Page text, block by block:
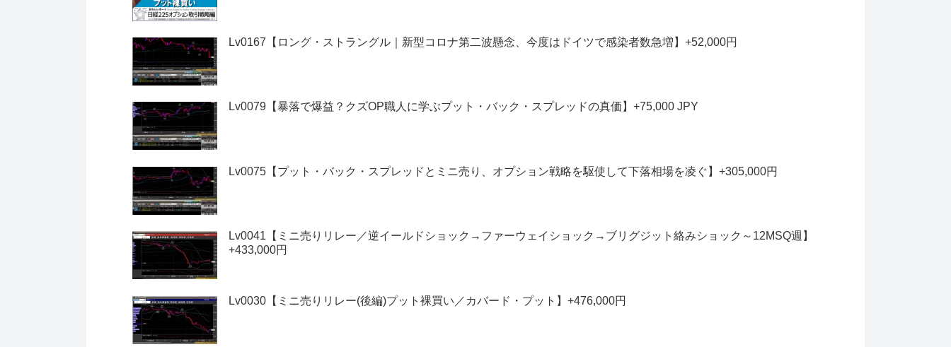
Lv0167【ロング・ストラングル｜新型コロナ第二波懸念、今度はドイツで感染者数急増】+52,000円
Lv0079【暴落で爆益？クズOP職人に学ぶプット・バック・スプレッドの真価】+75,000 JPY
Lv0075【プット・バック・スプレッドとミニ売り、オプション戦略を駆使して下落相場を凌ぐ】+305,000円
Lv0041【ミニ売りリレー／逆イールドショック→ファーウェイショック→ブリグジット絡みショック～12MSQ週】
+433,000円
Lv0030【ミニ売りリレー(後編)プット裸買い／カバード・プット】+476,000円